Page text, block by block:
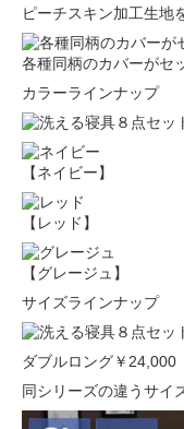
ピーチスキン加工生地
各種同柄のカバーがセ
カラーラインナップ
【ネイビー】
【レッド】
【グレージュ】
サイズラインナップ
ダブルロング￥24,000
同シリーズの違うサイ